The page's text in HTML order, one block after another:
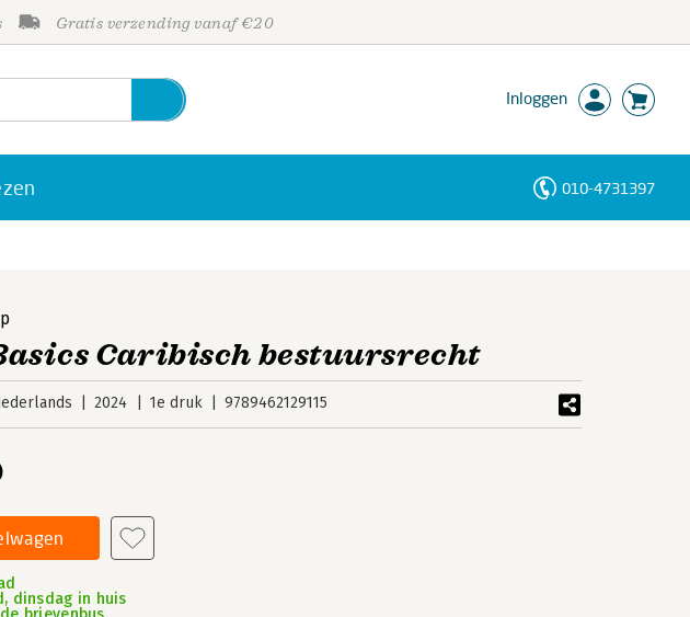
Gratis verzending vanaf €20
Inloggen
010-4731397
Caribisch bestuursrecht
2024 1e druk 9789462129115
dinsdag in huis
Personen